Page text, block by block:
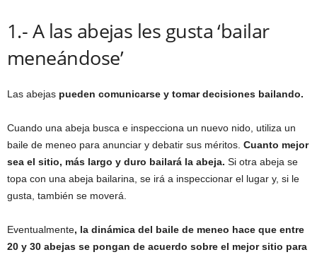
1.- A las abejas les gusta ‘bailar
meneándose’
Las abejas pueden comunicarse y tomar decisiones bailando.
Cuando una abeja busca e inspecciona un nuevo nido, utiliza un
baile de meneo para anunciar y debatir sus méritos. Cuanto mejor
sea el sitio, más largo y duro bailará la abeja. Si otra abeja se
topa con una abeja bailarina, se irá a inspeccionar el lugar y, si le
gusta, también se moverá.
Eventualmente, la dinámica del baile de meneo hace que entre
20 y 30 abejas se pongan de acuerdo sobre el mejor sitio para